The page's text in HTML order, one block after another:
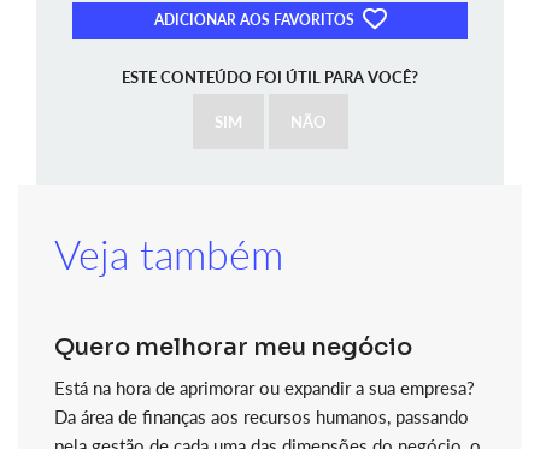
ADICIONAR AOS FAVORITOS
ESTE CONTEÚDO FOI ÚTIL PARA VOCÊ?
SIM NÃO
Veja também
Quero melhorar meu negócio
Está na hora de aprimorar ou expandir a sua empresa?
Da área de finanças aos recursos humanos, passando